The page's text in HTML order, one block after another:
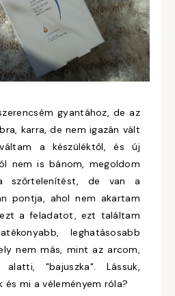
gyantához, de az
karra, de nem igazán vált
a készüléktől, és új
nem is bánom, megoldom
szőrtelenítést, de van a
pontja, ahol nem akartam
a feladatot, ezt találtam
leghatásosabb
nem más, mint az arcom,
"bajuszka". Lássuk,
mi a véleményem róla?